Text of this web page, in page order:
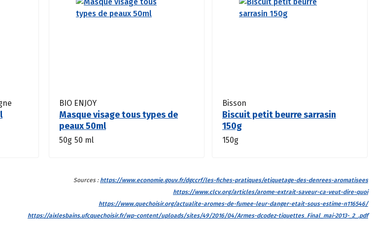
BIO ENJOY
Masque visage tous types de
peaux 50ml
50g 50 ml
Bisson
Biscuit petit beurre sarrasin
150g
150g
Sources : https://www.economie.gouv.fr/dgccrf/les-fiches-pratiques/etiquetage-des-denrees-aromatisees
https://www.clcv.org/articles/arome-extrait-saveur-ca-veut-dire-quoi
https://www.quechoisir.org/actualite-aromes-de-fumee-leur-danger-etait-sous-estime-n116546/
https://aixlesbains.ufcquechoisir.fr/wp-content/uploads/sites/49/2016/04/Armes-dcodez-tiquettes_Final_mai-2013-_2_.pdf